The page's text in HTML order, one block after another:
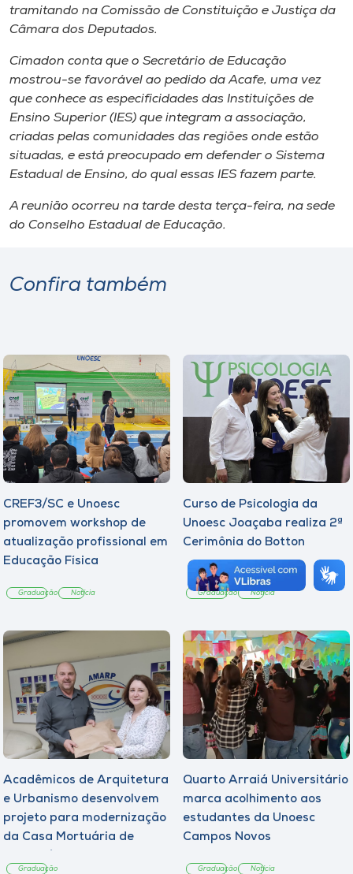
A-
tramitando na Comissão de Constituição e Justiça da
Câmara dos Deputados.
Cimadon conta que o Secretário de Educação
mostrou-se favorável ao pedido da Acafe, uma vez
que conhece as especificidades das Instituições de
Ensino Superior (IES) que integram a associação,
criadas pelas comunidades das regiões onde estão
situadas, e está preocupado em defender o Sistema
Estadual de Ensino, do qual essas IES fazem parte.
A reunião ocorreu na tarde desta terça-feira, na sede
do Conselho Estadual de Educação.
Confira também
CREF3/SC e Unoesc
promovem workshop de
atualização profissional em
Educação Física
Graduação Notícia
Curso de Psicologia da
Unoesc Joaçaba realiza 2ª
Cerimônia do Botton
Graduação Notícia
Acadêmicos de Arquitetura
e Urbanismo desenvolvem
projeto para modernização
da Casa Mortuária de
Graduação
Quarto Arraiá Universitário
marca acolhimento aos
estudantes da Unoesc
Campos Novos
Graduação Notícia